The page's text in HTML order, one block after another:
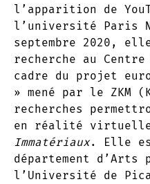
l’apparition de
l’université Paris
septembre 2020,
recherche au
cadre du projet
» mené par le ZKM
recherches
en réalité
Immatériaux. Elle est
département d’Arts
l’Université de